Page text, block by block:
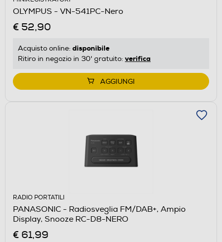
OLYMPUS - VN-541PC-Nero
€ 52,90
Acquisto online: disponibile
Ritiro in negozio in 30' gratuito: verifica
AGGIUNGI
RADIO PORTATILI
PANASONIC - Radiosveglia FM/DAB+, Ampio
Display, Snooze RC-D8-NERO
€ 61,99